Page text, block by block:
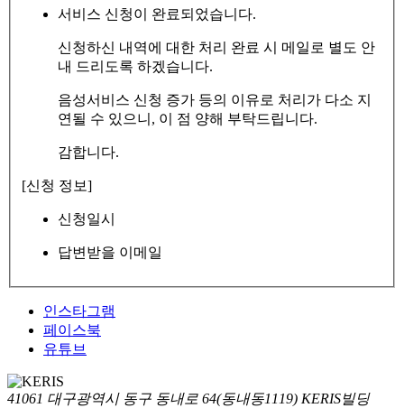
서비스 신청이 완료되었습니다.
신청하신 내역에 대한 처리 완료 시 메일로 별도 안
내 드리도록 하겠습니다.
음성서비스 신청 증가 등의 이유로 처리가 다소 지
연될 수 있으니, 이 점 양해 부탁드립니다.
감합니다.
[신청 정보]
신청일시
답변받을 이메일
인스타그램
페이스북
유튜브
41061 대구광역시 동구 동내로 64(동내동1119) KERIS빌딩